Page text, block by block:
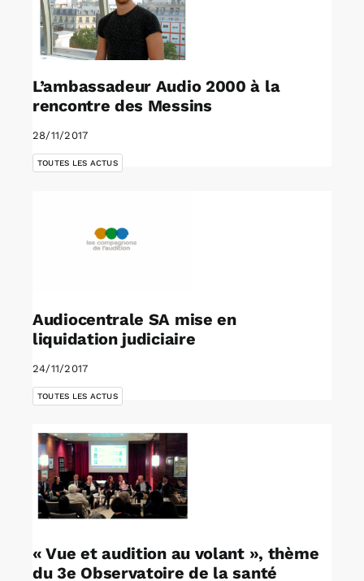
L’ambassadeur Audio 2000 à la
rencontre des Messins
28/11/2017
TOUTES LES ACTUS
Audiocentrale SA mise en
liquidation judiciaire
24/11/2017
TOUTES LES ACTUS
« Vue et audition au volant », thème
du 3e Observatoire de la santé